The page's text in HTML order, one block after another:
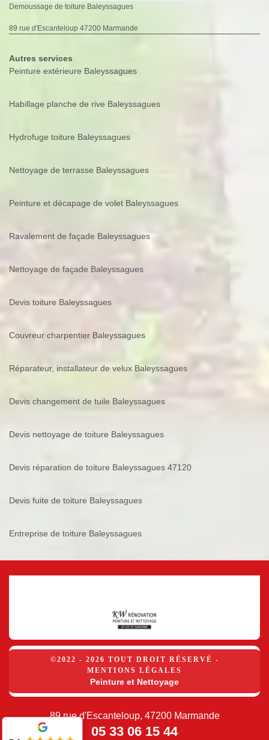
Demoussage de toiture Baleyssagues
89 rue d'Escanteloup 47200 Marmande
Autres services
Peinture extérieure Baleyssagues
Habillage planche de rive Baleyssagues
Hydrofuge toiture Baleyssagues
Nettoyage de terrasse Baleyssagues
Peinture et décapage de volet Baleyssagues
Ravalement de façade Baleyssagues
Nettoyage de façade Baleyssagues
Devis toiture Baleyssagues
Couvreur charpentier Baleyssagues
Réparateur, installateur de velux Baleyssagues
Devis changement de tuile Baleyssagues
Devis nettoyage de toiture Baleyssagues
Devis réparation de toiture Baleyssagues 47120
Devis fuite de toiture Baleyssagues
Entreprise de toiture Baleyssagues
©2022 - 2026 TOUT DROIT RÉSERVÉ -
MENTIONS LÉGALES
Peinture et Nettoyage
89 rue d'Escanteloup, 47200 Marmande
05 33 06 15 44